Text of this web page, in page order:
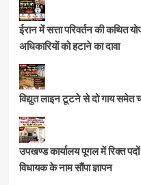
ईरान में सत्ता परिवर्तन की कथित
अधिकारियों को हटाने का दावा
विद्युत लाइन टूटने से दो गाय समेत
उपखण्ड कार्यालय पूगल में रिक्त
विधायक के नाम सौंपा ज्ञापन